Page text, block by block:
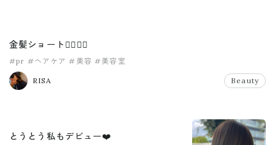
金髪ショート❤️‍🔥❤️‍🔥
#pr #ヘアケア #美容 #美容室
RISA Beauty
とうとう私もデビュー❤️